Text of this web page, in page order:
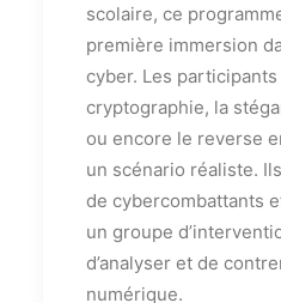
scolaire, ce
première immersion
cyber. Les
cryptographie, la
ou encore le reverse
un scénario réaliste.
de cybercombattants
un groupe
d’analyser et de
numérique.